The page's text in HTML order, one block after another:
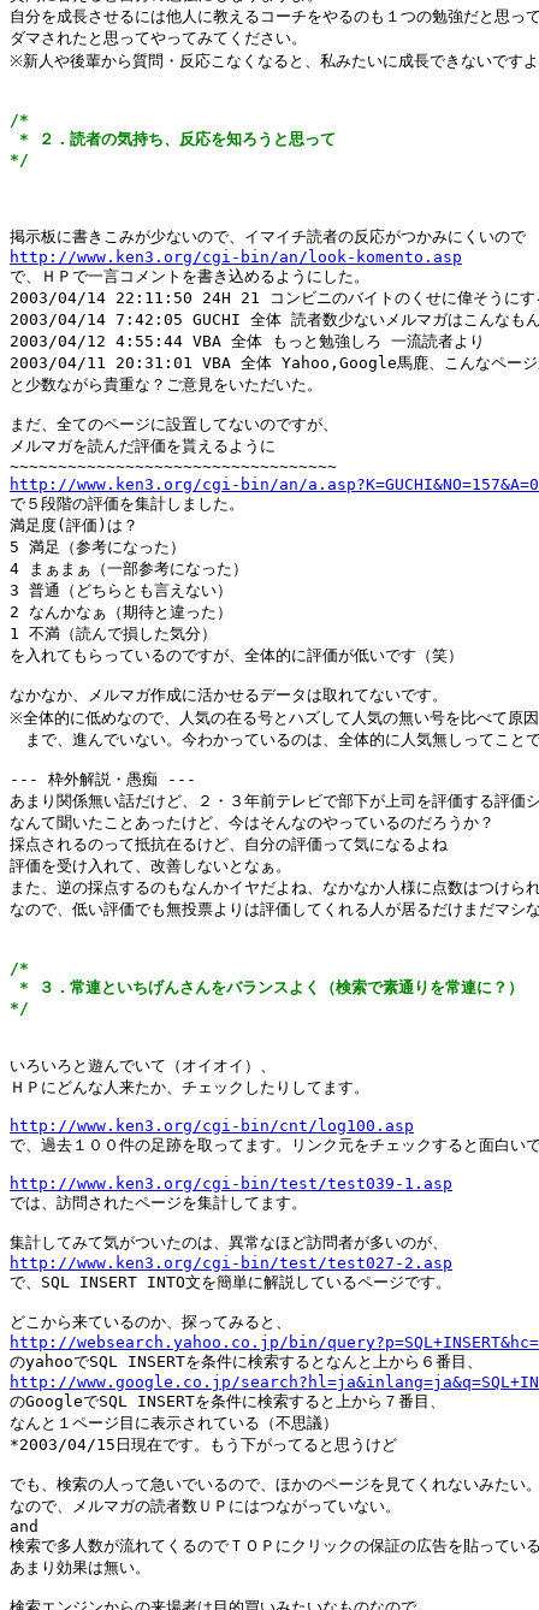
自分を成長させるには他人に教えるコーチをやるのも１つの勉強だと思っ
ダマされたと思ってやってみてください。
※新人や後輩から質問・反応こなくなると、私みたいに成長できないです
/*
* ２．読者の気持ち、反応を知ろうと思って
*/
http://www.ken3.org/cgi-bin/an/look-komento.asp
で、ＨＰで一言コメントを書き込めるようにした。
2003/04/14 22:11:50 24H 21 コンビニのバイトのくせに偉そうに
2003/04/14 7:42:05 GUCHI 全体 読者数少ないメルマガはこんなも
2003/04/12 4:55:44 VBA 全体 もっと勉強しろ 一流読者より
2003/04/11 20:31:01 VBA 全体 Yahoo,Google馬鹿、こんなページ
と少数ながら貴重な？ご意見をいただいた。
まだ、全てのページに設置してないのですが、
メルマガを読んだ評価を貰えるように
http://www.ken3.org/cgi-bin/an/a.asp?K=GUCHI&NO=157&A=0
で５段階の評価を集計しました。
満足度(評価)は？
5 満足（参考になった）
4 まぁまぁ（一部参考になった）
3 普通（どちらとも言えない）
2 なんかなぁ（期待と違った）
1 不満（読んで損した気分）
を入れてもらっているのですが、全体的に評価が低いです（笑）
なかなか、メルマガ作成に活かせるデータは取れてないです。
※全体的に低めなので、人気の在る号とハズして人気の無い号を比べて原
まで、進んでいない。今わかっているのは、全体的に人気無しってこと
--- 枠外解説・愚痴 ---
あまり関係無い話だけど、２・３年前テレビで部下が上司を評価する評価
なんて聞いたことあったけど、今はそんなのやっているのだろうか？
採点されるのって抵抗在るけど、自分の評価って気になるよね
評価を受け入れて、改善しないとなぁ。
また、逆の採点するのもなんかイヤだよね、なかなか人様に点数はつけら
なので、低い評価でも無投票よりは評価してくれる人が居るだけまだマシ
/*
* ３．常連といちげんさんをバランスよく（検索で素通りを常連に？）
*/
いろいろと遊んでいて（オイオイ）、
ＨＰにどんな人来たか、チェックしたりしてます。
http://www.ken3.org/cgi-bin/cnt/log100.asp
で、過去１００件の足跡を取ってます。リンク元をチェックすると面白い
http://www.ken3.org/cgi-bin/test/test039-1.asp
では、訪問されたページを集計してます。
http://www.ken3.org/cgi-bin/test/test027-2.asp
で、SQL INSERT INTO文を簡単に解説しているページです。
http://websearch.yahoo.co.jp/bin/
http://www.google.co.jp/
のGoogleでSQL INSERTを条件に検索すると上から７番目、
なんと１ページ目に表示されている（不思議）
*2003/04/15日現在です。もう下がってると思うけど
でも、検索の人って急いでいるので、ほかのページを見てくれないみたい
なので、メルマガの読者数ＵＰにはつながっていない。
and
検索で多人数が流れてくるのでＴＯＰにクリックの保証の広告を貼ってい
あまり効果は無い。